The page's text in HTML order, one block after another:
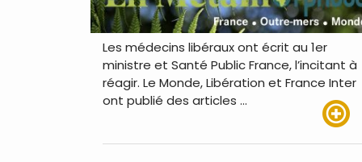
Les médecins libéraux ont écrit au 1er
ministre et Santé Public France, l’incitant à
réagir. Le Monde, Libération et France Inter
ont publié des articles …